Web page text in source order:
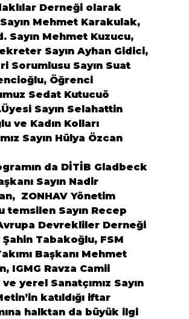
Derneği olarak
Mehmet Karakulak,
Sayın Mehmet Kuzucu,
Sayın Ayhan Gidici,
Sorumlusu Sayın Suat
Öğrenci
Sedat Kutucuö
Sayın Selahattin
ve Kadın Kolları
Sayın Hülya Özcan
da DİTİB Gladbeck
Sayın Nadir
ZONHAV Yönetim
temsilen Sayın Recep
Devrekliler Derneği
Şahin Tabakoğlu, FSM
Başkanı Mehmet
IGMG Ravza Camii
ve yerel Sanatçımız Sayın
katıldığı iftar
halktan da büyük ilgi